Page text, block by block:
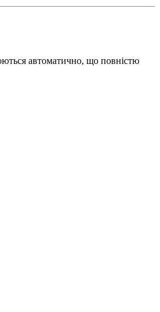
автоматично, що повністю